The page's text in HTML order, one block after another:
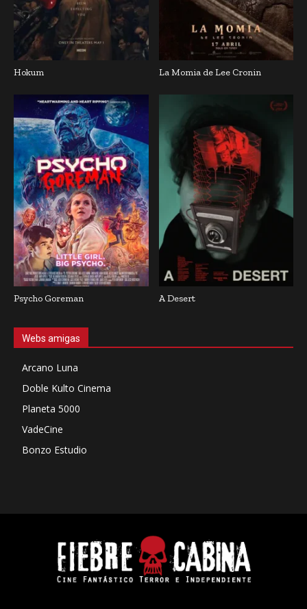
Hokum La Momia de Lee Cronin
Psycho Goreman A Desert
Webs amigas
Arcano Luna
Doble Kulto Cinema
Planeta 5000
VadeCine
Bonzo Estudio